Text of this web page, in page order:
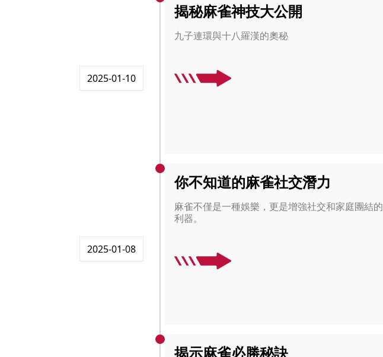
2025-01-10
揭秘麻雀神技大公開
九子連環與十八羅漢的奧秘
2025-01-08
你不知道的麻雀社交潛力
麻雀不僅是一種娛樂，更是增強社交和家庭團結的
利器。
揭示麻雀必勝秘訣